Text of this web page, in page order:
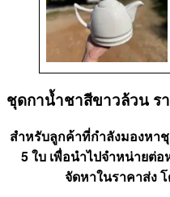
ชุดกาน้ำชาสีขาวล้วน ร
สำหรับลูกค้าที่กำลังมองหา
5 ใบ เพื่อนำไปจำหน่ายต่
จัดหาในราคาส่ง